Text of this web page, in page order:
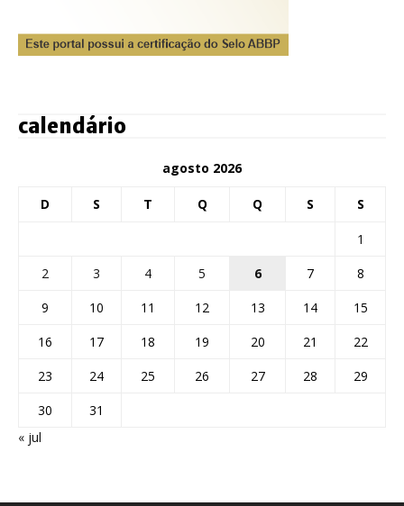
calendário
agosto 2026
D S T Q Q S S
1
2
3 4 5 6 7
8
9
10 11 12 13 14
15
16
17 18 19 20 21
22
23
24 25 26 27 28
29
30
31
« jul